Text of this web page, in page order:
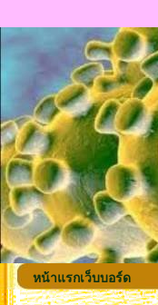
หน้าแรกเว็บบอร์ด